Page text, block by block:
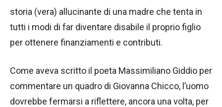
storia (vera) allucinante di una madre che tenta in
tutti i modi di far diventare disabile il proprio figlio
per ottenere finanziamenti e contributi.
Come aveva scritto il poeta Massimiliano Giddio per
commentare un quadro di Giovanna Chicco, l’uomo
dovrebbe fermarsi a riflettere, ancora una volta, per